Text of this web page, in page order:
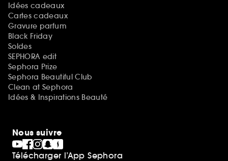
Idées cadeaux
Cartes cadeaux
Gravure parfum
Black Friday
Soldes
SEPHORA edit
Sephora Prize
Sephora Beautiful Club
Clean at Sephora
Idées & Inspirations Beauté
Nous suivre
Télécharger l’App Sephora